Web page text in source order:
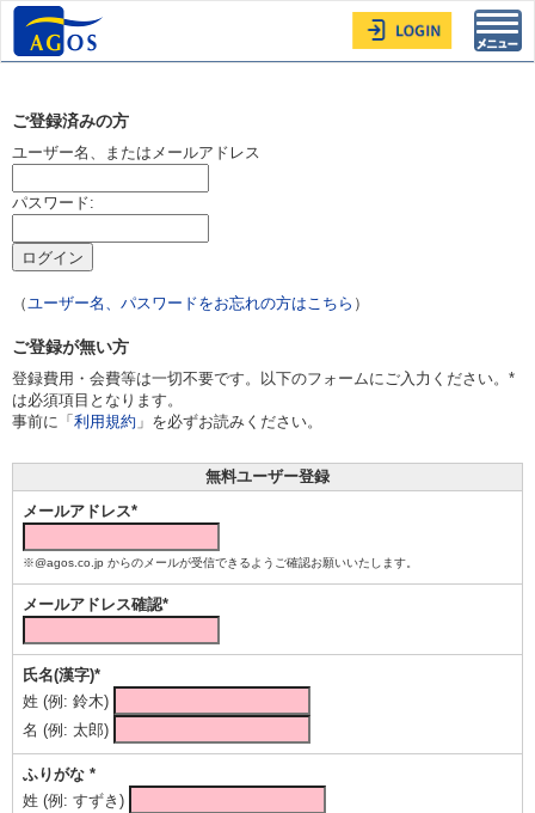
ご登録済みの方
ユーザー名、またはメールアドレス
パスワード:
（ユーザー名、パスワードをお忘れの方はこちら ）
ご登録が無い方
登録費用・会費等は一切不要です。以下のフォームにご入力ください。*
は必須項目となります。
事前に「 利用規約 」を必ずお読みください。
無料ユーザー登録
メールアドレス*
※@agos.co.jp からのメールが受信できるようご確認お願いいたします。
メールアドレス確認*
氏名(漢字)*
姓 (例: 鈴木)
名 (例: 太郎)
ふりがな *
姓 (例: すずき)